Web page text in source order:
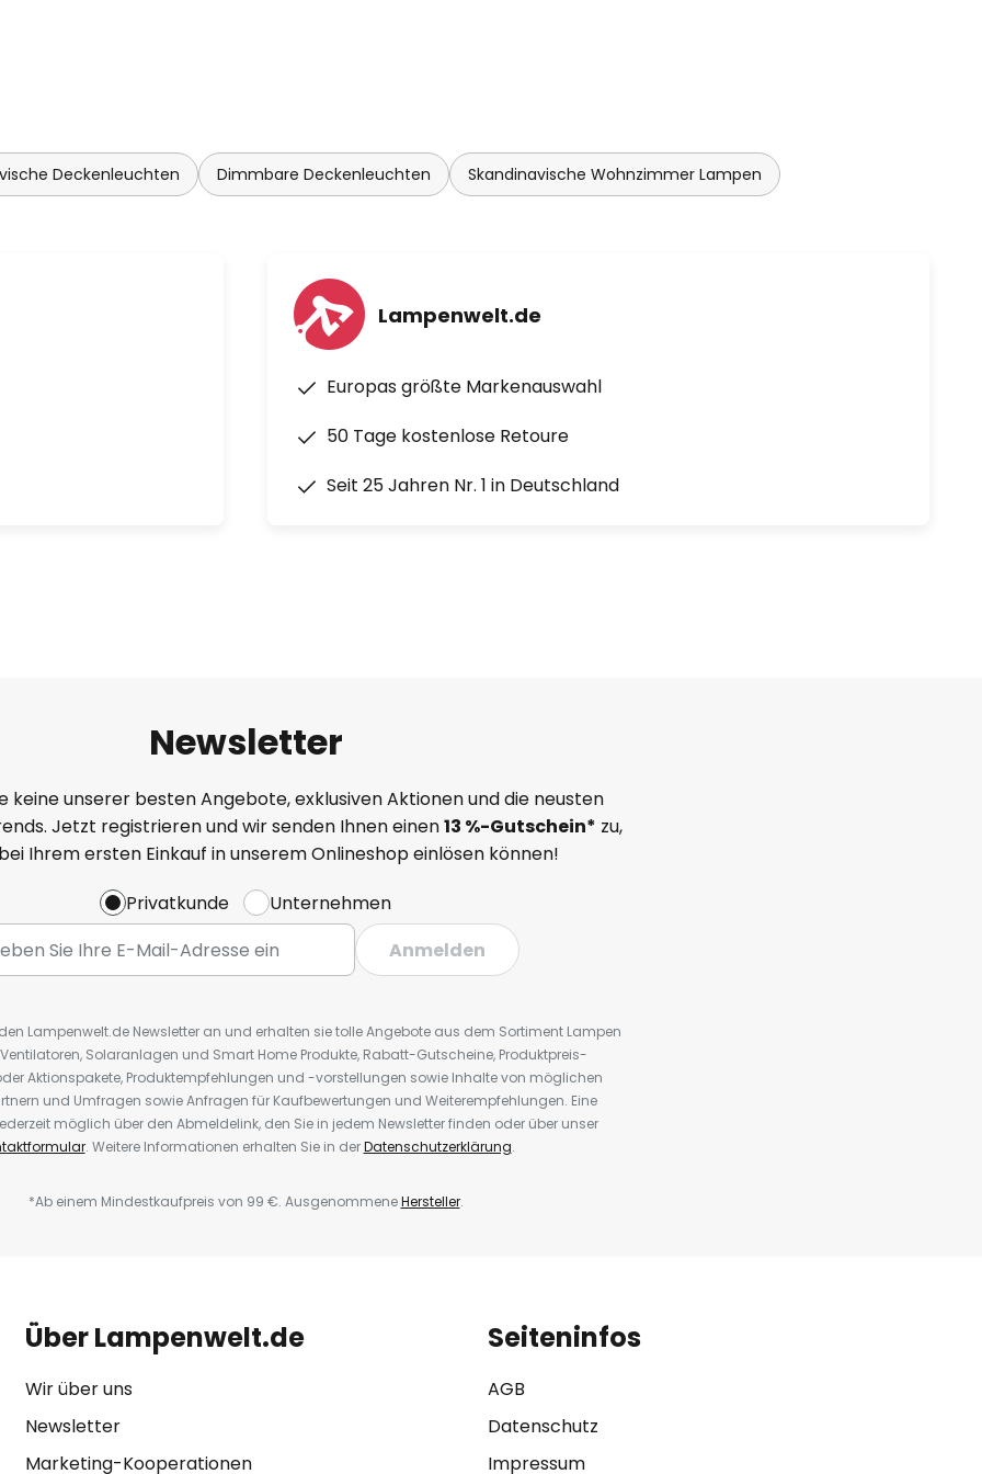
Deckenleuchten Dimmbare Deckenleuchten Skandinavische Wohnzimmer Lampen
Lampenwelt.de
Europas größte Markenauswahl
50 Tage kostenlose Retoure
Seit 25 Jahren Nr. 1 in Deutschland
Newsletter
keine unserer besten Angebote, exklusiven Aktionen und die neusten
Jetzt registrieren und wir senden Ihnen einen13 %-Gutschein* zu,
Ihrem ersten Einkauf in unserem Onlineshop einlösen können!
Privatkunde
Unternehmen
Anmelden
Lampenwelt.de Newsletter an und erhalten sie tolle Angebote aus dem Sortiment Lampen
Solaranlagen und Smart Home Produkte, Rabatt-Gutscheine, Produktpreis-
Aktionspakete, Produktempfehlungen und -vorstellungen sowie Inhalte von möglichen
und Umfragen sowie Anfragen für Kaufbewertungen und Weiterempfehlungen. Eine
möglich über den Abmeldelink, den Sie in jedem Newsletter finden oder über unser
. Weitere Informationen erhalten Sie in derDatenschutzerklärung.
*Ab einem Mindestkaufpreis von 99 €. AusgenommeneHersteller.
Über Lampenwelt.de
Wir über uns
Newsletter
Marketing-Kooperationen
Seiteninfos
AGB
Datenschutz
Impressum